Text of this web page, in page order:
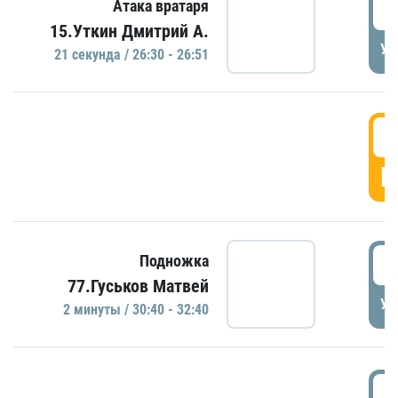
Атака вратаря
15.Уткин Дмитрий А.
21 секундa / 26:30 - 26:51
Подножка
77.Гуськов Матвей
2 минуты / 30:40 - 32:40